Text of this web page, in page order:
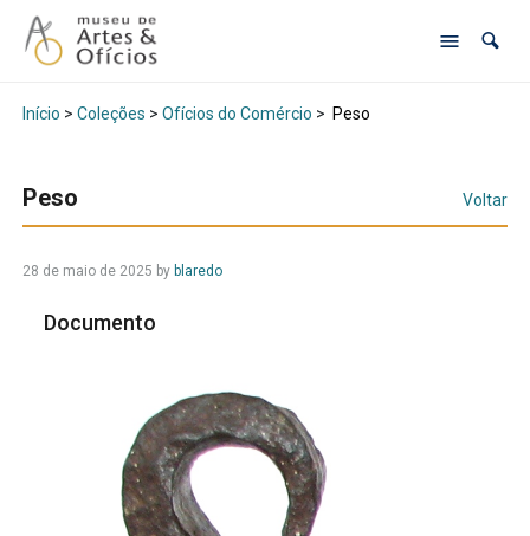
Início > Coleções > Ofícios do Comércio > Peso
Peso Voltar
28 de maio de 2025 by blaredo
Documento